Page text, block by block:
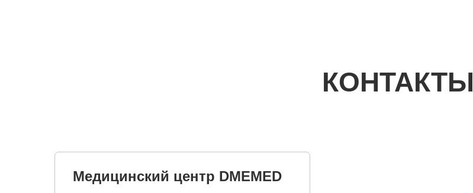
КОНТАКТЫ
Медицинский центр DMEMED